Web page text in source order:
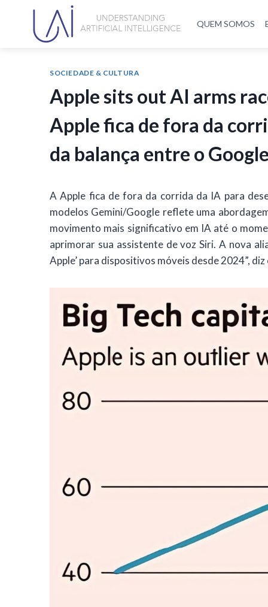
QUEM SOMOS
SOCIEDADE & CULTURA
Apple sits out AI arms
Apple fica de fora da
da balança entre o
A Apple fica de fora da corrida da IA ​​para
modelos Gemini/Google reflete uma
movimento mais significativo em IA até o
aprimorar sua assistente de voz Siri. A nova
Apple’ para dispositivos móveis desde 2024”,